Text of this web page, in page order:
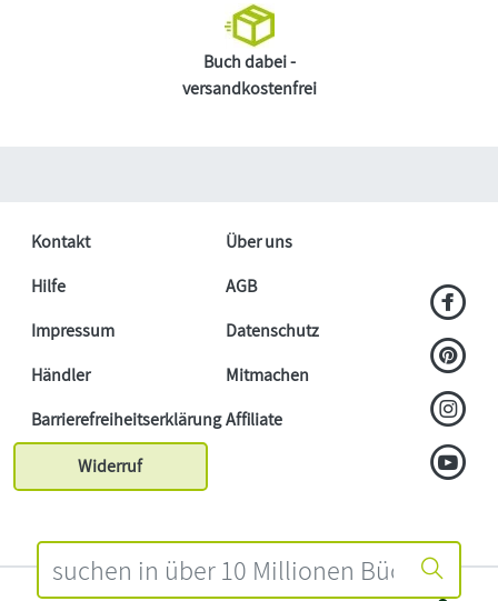
Buch dabei -
versandkostenfrei
Kontakt
Über uns
Hilfe
AGB
Impressum
Datenschutz
Händler
Mitmachen
BarrierefreiheitserklärungAffiliate
Widerruf